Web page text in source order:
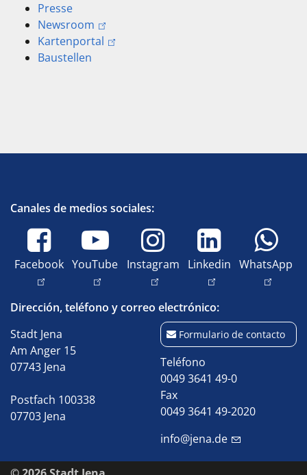
Presse
Newsroom
Kartenportal
Baustellen
Canales de medios sociales:
Facebook YouTube Instagram Linkedin WhatsApp
Dirección, teléfono y correo electrónico:
Stadt Jena
Am Anger 15
07743 Jena
Postfach 100338
07703 Jena
Formulario de contacto
Teléfono
0049 3641 49-0
Fax
0049 3641 49-2020
info@jena.de